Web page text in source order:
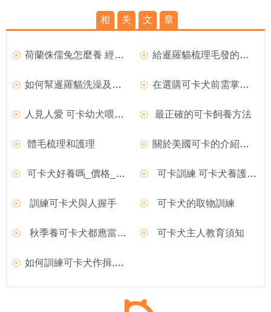
相 关 文 章
荷蘭侏儒兔怎麼養 經常給它們梳理毛發 給暹羅貓梳理毛發的三大注意事項
如何幫暹羅貓洗澡及梳理毛發？ 在選購可卡犬前需掌握的要點
人見人愛 可卡幼犬喂養技巧 最正確的可卡飼養方法
體毛梳理和護理 關於美國可卡的介紹以及飼養注意事項
可卡犬好養嗎_價格_多少錢一只 可卡訓練 可卡犬養護常識
訓練可卡犬與人握手 可卡犬的取物訓練
秋季養可卡犬都應當注意些什麼 可卡犬主人教育須知
如何訓練可卡犬作揖,訓練可卡犬作揖